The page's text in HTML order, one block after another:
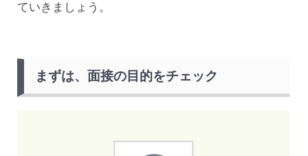
ていきましょう。
まずは、面接の目的をチェック